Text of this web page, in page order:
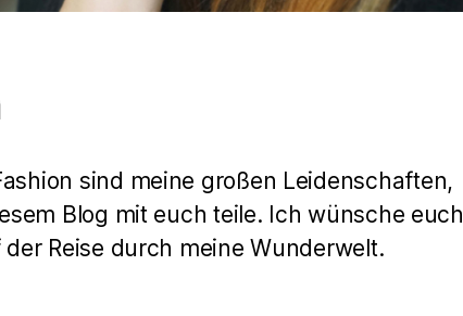
sind meine großen Leidenschaften,
Blog mit euch teile. Ich wünsche euch
Reise durch meine Wunderwelt.